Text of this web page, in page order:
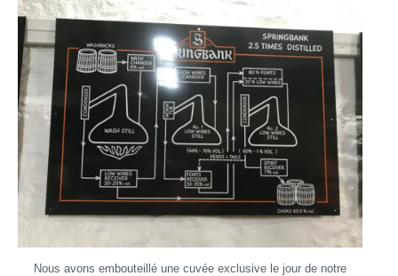
Nous avons embouteillé une cuvée exclusive le jour de notre